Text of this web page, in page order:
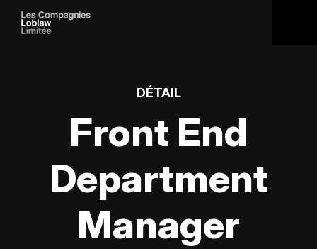
DÉTAIL
Front End
Department
Manager